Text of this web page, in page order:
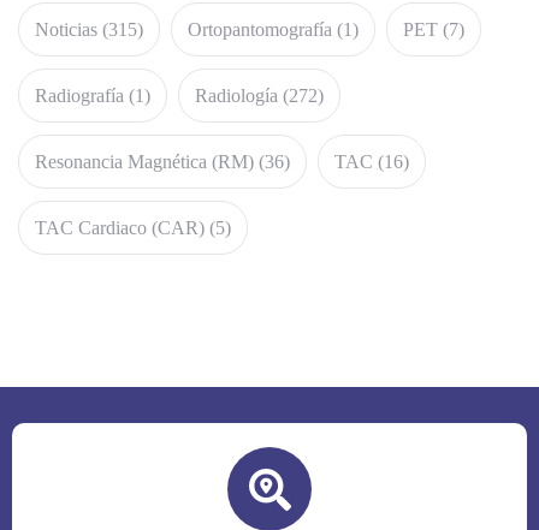
Noticias (315) Ortopantomografía (1) PET (7)
Radiografía (1) Radiología (272)
Resonancia Magnética (RM) (36) TAC (16)
TAC Cardiaco (CAR) (5)